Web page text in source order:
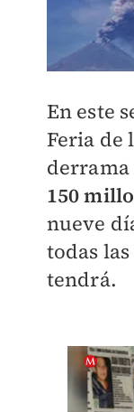
En este
Feria de
derrama
150
nueve
todas
tendrá.